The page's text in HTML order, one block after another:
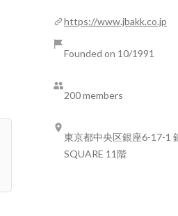
https://www.jbakk.co.jp
Founded on 10/1991
200 members
東京都中央区銀座6-17-1
SQUARE 11階